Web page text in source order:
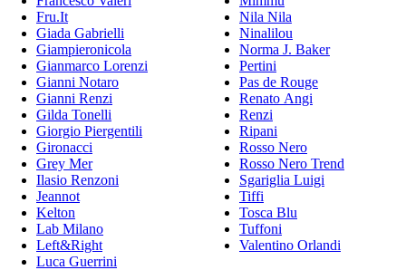
Fru.It
Giada Gabrielli
Giampieronicola
Gianmarco Lorenzi
Gianni Notaro
Gianni Renzi
Gilda Tonelli
Giorgio Piergentili
Gironacci
Grey Mer
Ilasio Renzoni
Jeannot
Kelton
Lab Milano
Left&Right
Luca Guerrini
Nila Nila
Ninalilou
Norma J. Baker
Pertini
Pas de Rouge
Renato Angi
Renzi
Ripani
Rosso Nero
Rosso Nero Trend
Sgariglia Luigi
Tiffi
Tosca Blu
Tuffoni
Valentino Orlandi